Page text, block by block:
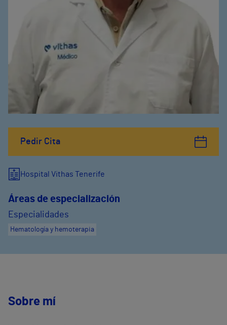
Pedir Cita
Hospital Vithas Tenerife
Áreas de especialización
Especialidades
Hematología y hemoterapia
Sobre mí